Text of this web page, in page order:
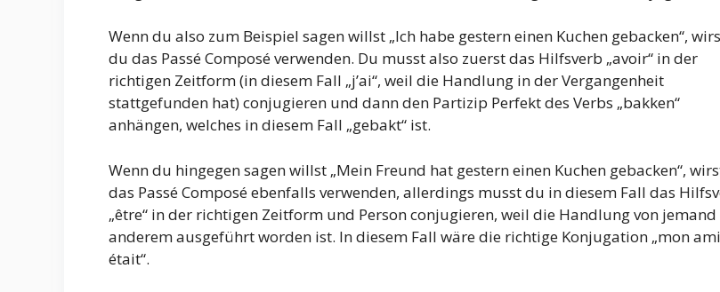
Wenn du also zum Beispiel sagen willst „Ich habe gestern einen Kuchen gebacken“,
du das Passé Composé verwenden. Du musst also zuerst das Hilfsverb „avoir“ in der
richtigen Zeitform (in diesem Fall „j’ai“, weil die Handlung in der Vergangenheit
stattgefunden hat) conjugieren und dann den Partizip Perfekt des Verbs „bakken“
anhängen, welches in diesem Fall „gebakt“ ist.
Wenn du hingegen sagen willst „Mein Freund hat gestern einen Kuchen gebacken“,
das Passé Composé ebenfalls verwenden, allerdings musst du in diesem Fall das
„être“ in der richtigen Zeitform und Person conjugieren, weil die Handlung von jemand
anderem ausgeführt worden ist. In diesem Fall wäre die richtige Konjugation „mon ami
était“.